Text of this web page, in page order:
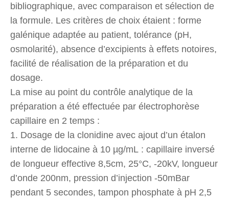
bibliographique, avec comparaison et sélection de
la formule. Les critères de choix étaient : forme
galénique adaptée au patient, tolérance (pH,
osmolarité), absence d’excipients à effets notoires,
facilité de réalisation de la préparation et du
dosage.
La mise au point du contrôle analytique de la
préparation a été effectuée par électrophorèse
capillaire en 2 temps :
1. Dosage de la clonidine avec ajout d’un étalon
interne de lidocaine à 10 µg/mL : capillaire inversé
de longueur effective 8,5cm, 25°C, -20kV, longueur
d’onde 200nm, pression d’injection -50mBar
pendant 5 secondes, tampon phosphate à pH 2,5